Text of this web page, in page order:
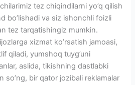
tez chiqindilarni yo’q qilish
bo’lishadi va siz ishonchli foizli
tez tarqatishingiz mumkin.
xizmat ko’rsatish jamoasi,
qiladi, yumshoq tuyg’uni
aslida, tikishning dastlabki
so’ng, bir qator jozibali reklamalar